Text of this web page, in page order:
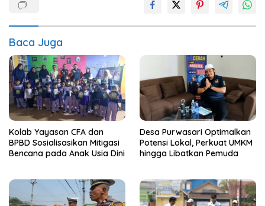
Baca Juga
Kolab Yayasan CFA dan
BPBD Sosialisasikan Mitigasi
Bencana pada Anak Usia Dini
Desa Purwasari Optimalkan
Potensi Lokal, Perkuat UMKM
hingga Libatkan Pemuda